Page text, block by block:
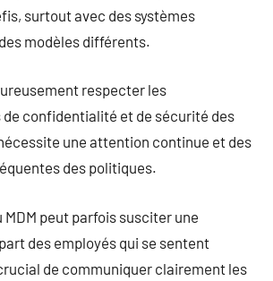
surtout avec des systèmes
modèles différents.
respecter les
confidentialité et de sécurité des
une attention continue et des
des politiques.
MDM peut parfois susciter une
des employés qui se sentent
de communiquer clairement les